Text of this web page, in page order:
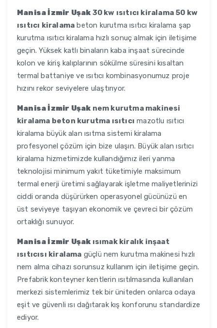
Manisa İzmir Uşak 30 kw ısıtıcı kiralama 50 kw
ısıtıcı kiralama beton kurutma ısıtıcı kiralama şap
kurutma ısıtıcı kiralama hızlı sonuç almak için iletişime
geçin. Yüksek katlı binaların kaba inşaat sürecinde
kolon ve kiriş kalıplarının sökülme süresini kısaltan
termal battaniye ve ısıtıcı kombinasyonumuz proje
hızını rekor seviyelere ulaştırıyor.
Manisa İzmir Uşak nem kurutma makinesi
kiralama beton kurutma ısıtıcı mazotlu ısıtıcı
kiralama büyük alan ısıtma sistemi kiralama
profesyonel çözüm için bize ulaşın. Büyük alan ısıtıcı
kiralama hizmetimizde kullandığımız ileri yanma
teknolojisi minimum yakıt tüketimiyle maksimum
termal enerji üretimi sağlayarak işletme maliyetlerinizi
ciddi oranda düşürürken operasyonel gücünüzü en
üst seviyeye taşıyan ekonomik ve çevreci bir çözüm
ortaklığı sunuyor.
Manisa İzmir Uşak ısımak kiralık inşaat
ısıtıcısı kiralama güçlü nem kurutma makinesi hızlı
nem alma cihazı sorunsuz kullanım için iletişime geçin.
Prefabrik konteyner kentlerin ısıtılmasında kullanılan
merkezi sistemlerimiz tek bir üniteden onlarca odaya
eşit ve güvenli ısı dağıtarak kış konforunu standardize
ediyor.